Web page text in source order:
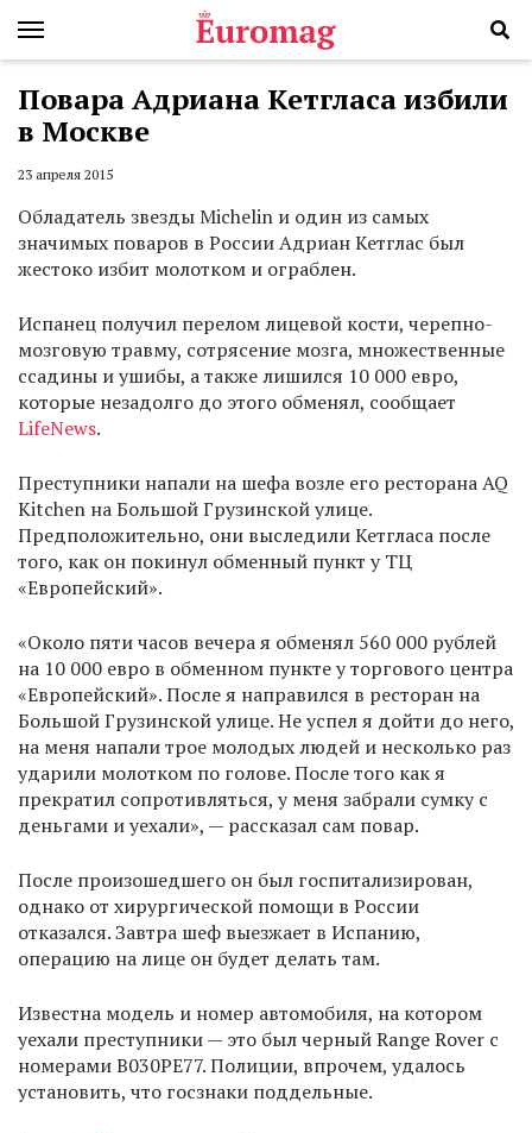
Повара Адриана Кетгласа избили
в Москве
23 апреля 2015
Обладатель звезды Michelin и один из самых
значимых поваров в России Адриан Кетглас был
жестоко избит молотком и ограблен.
Испанец получил перелом лицевой кости, черепно-
мозговую травму, сотрясение мозга, множественные
ссадины и ушибы, а также лишился 10 000 евро,
которые незадолго до этого обменял, сообщает
LifeNews.
Преступники напали на шефа возле его ресторана AQ
Kitchen на Большой Грузинской улице.
Предположительно, они выследили Кетгласа после
того, как он покинул обменный пункт у ТЦ
«Европейский».
«Около пяти часов вечера я обменял 560 000 рублей
на 10 000 евро в обменном пункте у торгового центра
«Европейский». После я направился в ресторан на
Большой Грузинской улице. Не успел я дойти до него,
на меня напали трое молодых людей и несколько раз
ударили молотком по голове. После того как я
прекратил сопротивляться, у меня забрали сумку с
деньгами и уехали», — рассказал сам повар.
После произошедшего он был госпитализирован,
однако от хирургической помощи в России
отказался. Завтра шеф выезжает в Испанию,
операцию на лице он будет делать там.
Известна модель и номер автомобиля, на котором
уехали преступники — это был черный Range Rover с
номерами В030РЕ77. Полиции, впрочем, удалось
установить, что госзнаки поддельные.